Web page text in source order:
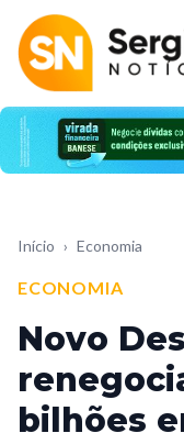
Início › Economia
ECONOMIA
Novo
bilhões